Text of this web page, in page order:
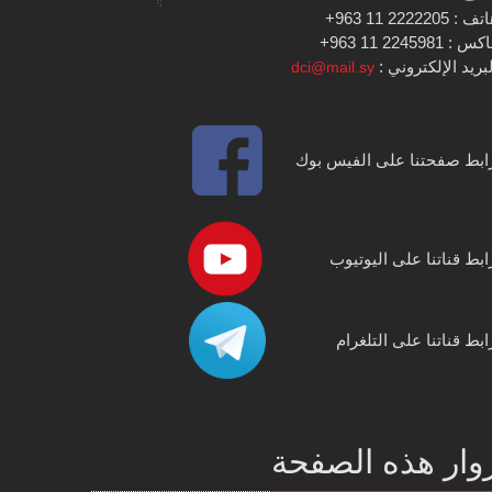
: 2222205 11 963+
: 2245981 11 963+
الإلكتروني : dci@mail.sy
صفحتنا على الفيس بوك
قناتنا على اليوتيوب
قناتنا على التلغرام
هذه الصفحة